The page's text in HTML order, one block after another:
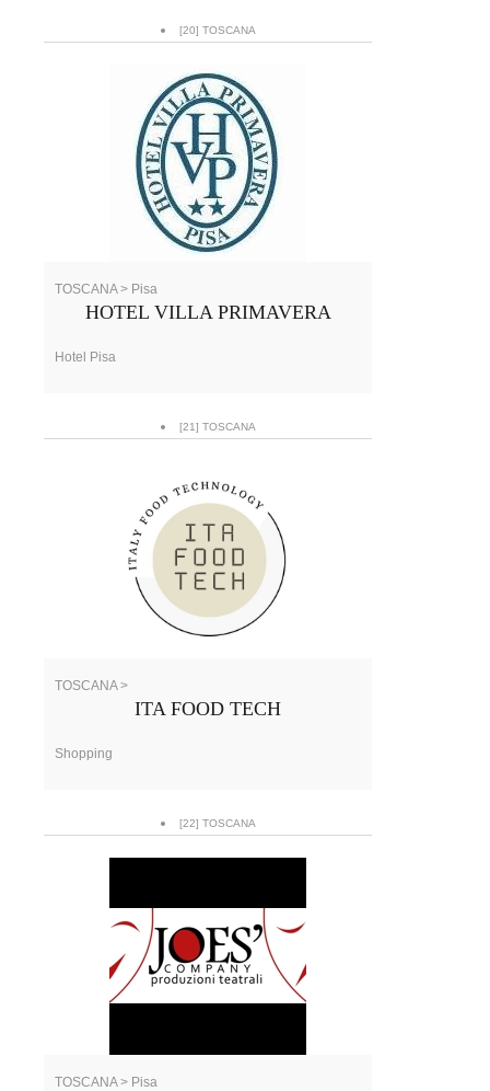
[20] TOSCANA
TOSCANA > Pisa
HOTEL VILLA PRIMAVERA
Hotel Pisa
[21] TOSCANA
TOSCANA >
ITA FOOD TECH
Shopping
[22] TOSCANA
TOSCANA > Pisa